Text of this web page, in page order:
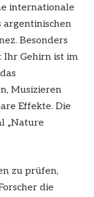
internationale
argentinischen
Besonders
Ihr Gehirn ist im
Musizieren
Effekte. Die
„Nature
zu prüfen,
die